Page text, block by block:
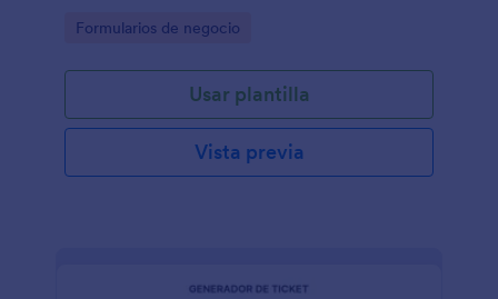
Go to Category:
Formularios de negocio
Usar plantilla
Vista previa